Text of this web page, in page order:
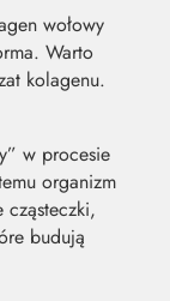
wołowy
Warto
kolagenu.
w procesie
organizm
budują